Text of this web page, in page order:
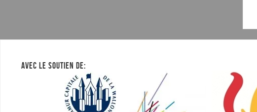
AVEC LE SOUTIEN DE: